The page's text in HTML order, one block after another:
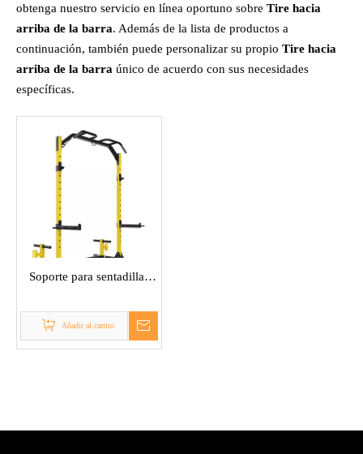
obtenga nuestro servicio en línea oportuno sobre Tire hacia
arriba de la barra. Además de la lista de productos a
continuación, también puede personalizar su propio Tire hacia
arriba de la barra único de acuerdo con sus necesidades
específicas.
Soporte para sentadillas
Añadir al carrito